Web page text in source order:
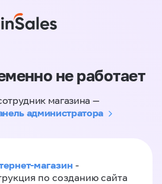
не работает
магазина —
администратора
магазин -
по созданию сайта